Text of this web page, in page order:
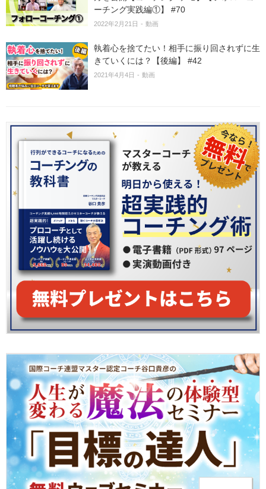
ーチング実践編①】 #70
2022年2月21日 動画
執着心を捨てたい！相手に振り回されずに生
きていくには？【後編】 #42
2021年4月4日 動画